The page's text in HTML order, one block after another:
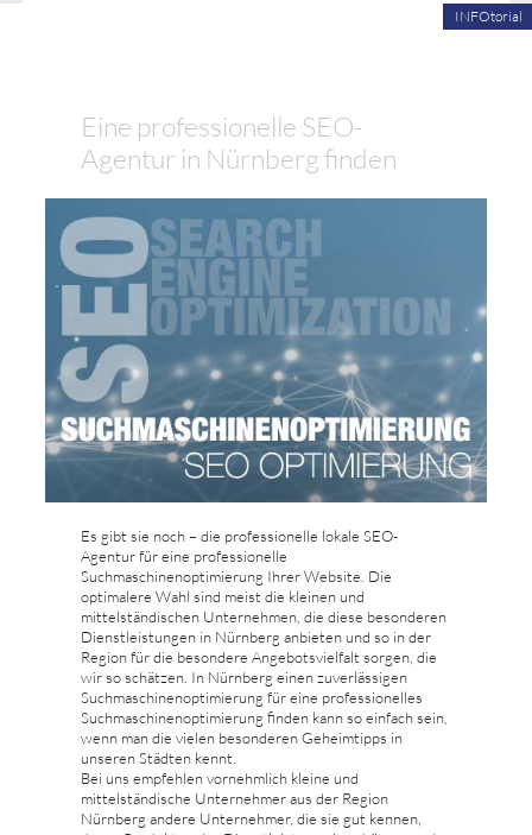
INFOtorial
Eine professionelle SEO-
Agentur in Nürnberg finden
Es gibt sie noch – die professionelle lokale SEO-
Agentur für eine professionelle
Suchmaschinenoptimierung Ihrer Website. Die
optimalere Wahl sind meist die kleinen und
mittelständischen Unternehmen, die diese besonderen
Dienstleistungen in Nürnberg anbieten und so in der
Region für die besondere Angebotsvielfalt sorgen, die
wir so schätzen. In Nürnberg einen zuverlässigen
Suchmaschinenoptimierung für eine professionelles
Suchmaschinenoptimierung finden kann so einfach sein,
wenn man die vielen besonderen Geheimtipps in
unseren Städten kennt.
Bei uns empfehlen vornehmlich kleine und
mittelständische Unternehmer aus der Region
Nürnberg andere Unternehmer, die sie gut kennen,